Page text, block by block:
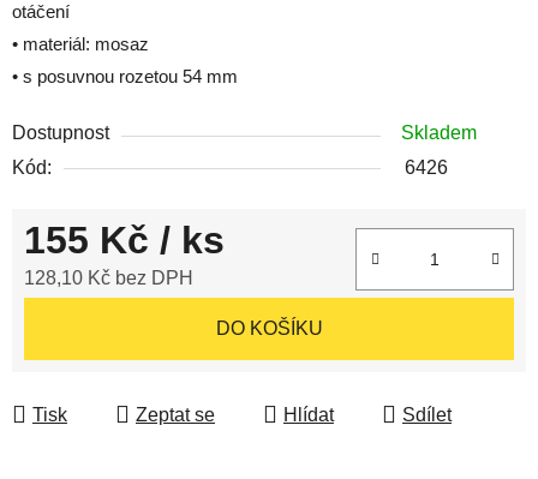
otáčení
• materiál: mosaz
• s posuvnou rozetou 54 mm
Dostupnost
Skladem
Kód:
6426
155 Kč / ks
128,10 Kč bez DPH
DO KOŠÍKU
Tisk Zeptat se Hlídat Sdílet